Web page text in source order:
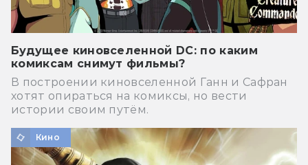
Будущее киновселенной DC: по каким
комиксам снимут фильмы?
В построении киновселенной Ганн и Сафран
хотят опираться на комиксы, но вести
истории своим путём.
Кино